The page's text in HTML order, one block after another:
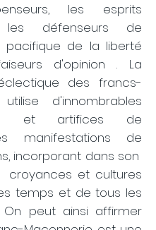
les esprits
les défenseurs de
pacifique de la liberté
d'opinion
. La
des francs-
d'innombrables
et artifices de
manifestations de
incorporant dans son
croyances et cultures
temps et de tous les
On peut ainsi affirmer